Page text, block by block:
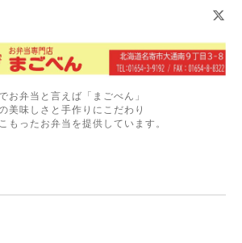
お弁当と言えば「まごべん」
美味しさと手作りにこだわり
もったお弁当を提供しています。